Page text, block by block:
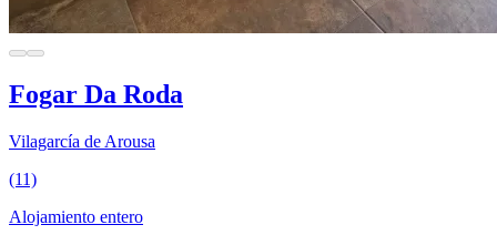
Fogar Da Roda
Vilagarcía de Arousa
(11)
Alojamiento entero